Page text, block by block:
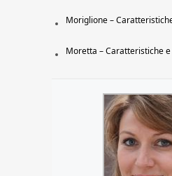
Moriglione –
Moretta – Caratteristiche